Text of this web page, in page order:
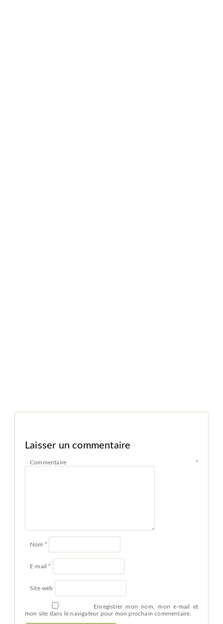
Laisser un commentaire
Commentaire *
Nom *
E-mail *
Site web
Enregistrer mon nom, mon e-mail et
mon site dans le navigateur pour mon prochain commentaire.